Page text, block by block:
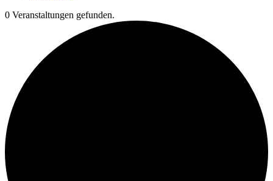
0 Veranstaltungen gefunden.